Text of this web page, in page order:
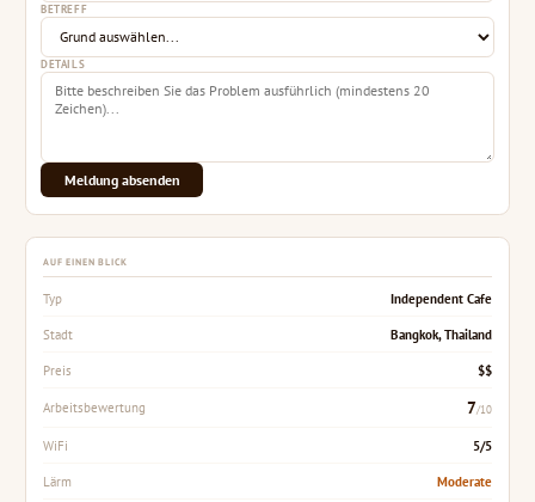
BETREFF
DETAILS
Meldung absenden
AUF EINEN BLICK
Typ Independent Cafe
Stadt Bangkok, Thailand
Preis $$
Arbeitsbewertung 7/10
WiFi 5/5
Lärm Moderate